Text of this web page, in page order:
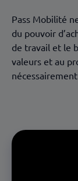
Pass Mobilité
du pouvoir
de travail et le
valeurs et au